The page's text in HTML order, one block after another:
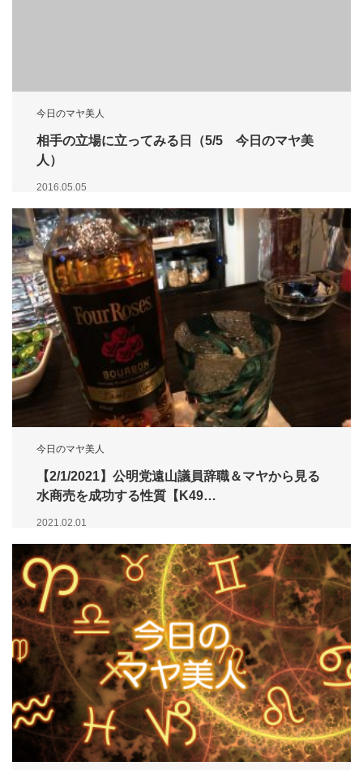
今日のマヤ美人
相手の立場に立ってみる日（5/5 今日のマヤ美
人）
2016.05.05
今日のマヤ美人
【2/1/2021】公明党遠山議員辞職＆マヤから見る
水商売を成功する性質【K49…
2021.02.01